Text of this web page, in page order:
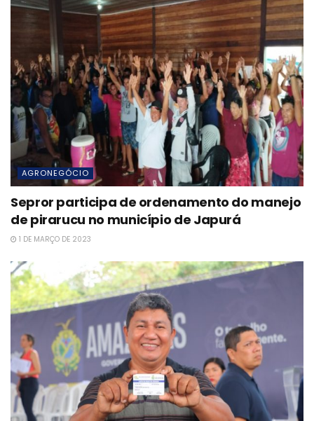
AGRONEGÓCIO
Sepror participa de ordenamento do manejo
de pirarucu no município de Japurá
1 DE MARÇO DE 2023